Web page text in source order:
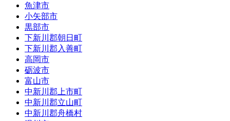
魚津市
小矢部市
黒部市
下新川郡朝日町
下新川郡入善町
高岡市
砺波市
富山市
中新川郡上市町
中新川郡立山町
中新川郡舟橋村